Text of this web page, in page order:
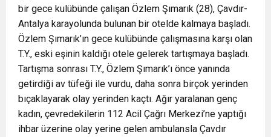
bir gece kulübünde çalışan Özlem Şımarık (28), Çavdır-
Antalya karayolunda bulunan bir otelde kalmaya başladı.
Özlem Şımarık’ın gece kulübünde çalışmasına karşı olan
T.Y., eski eşinin kaldığı otele gelerek tartışmaya başladı.
Tartışma sonrası T.Y., Özlem Şımarık’ı önce yanında
getirdiği av tüfeği ile vurdu, daha sonra birçok yerinden
bıçaklayarak olay yerinden kaçtı. Ağır yaralanan genç
kadın, çevredekilerin 112 Acil Çağrı Merkezi’ne yaptığı
ihbar üzerine olay yerine gelen ambulansla Çavdır